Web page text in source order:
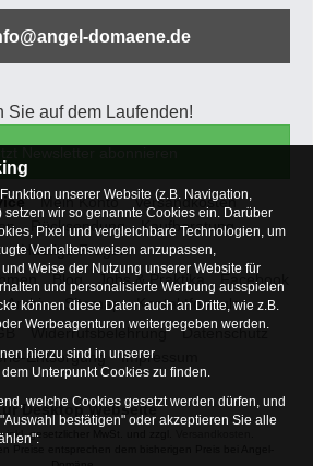
domaene.de
Sie auf dem Laufenden!
Mein Konto
Versandkosten
Rücksendung
Kaufberatung
Häufige Fragen
Blog Jobs & Praktika
Facebook
Archiv Sitemap
Kontaktformular
Widerrufsbelehrung
Datenschutz
Entsorgung
Impressum
Desktop Webseite
inkl. gesetzlicher MwSt. und zzgl.
unserer Website (z.B. Navigation,
wir so genannte Cookies ein. Darüber
Pixel und vergleichbare Technologien, um
Verhaltensweisen anzupassen,
Weise der Nutzung unserer Website für
und personalisierte Werbung ausspielen
können diese Daten auch an Dritte, wie z.B.
Werbeagenturen weitergegeben werden.
hierzu sind in unserer
dem Unterpunkt Cookies zu finden.
welche Cookies gesetzt werden dürfen, und
bestätigen" oder akzeptieren Sie alle